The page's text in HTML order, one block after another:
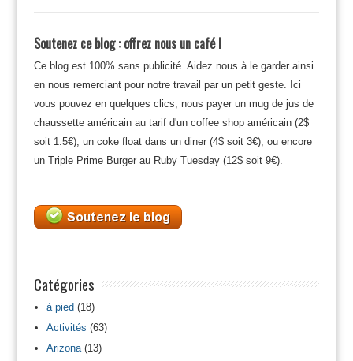
Soutenez ce blog : offrez nous un café !
Ce blog est 100% sans publicité. Aidez nous à le garder ainsi
en nous remerciant pour notre travail par un petit geste. Ici
vous pouvez en quelques clics, nous payer un mug de jus de
chaussette américain au tarif d'un coffee shop américain (2$
soit 1.5€), un coke float dans un diner (4$ soit 3€), ou encore
un Triple Prime Burger au Ruby Tuesday (12$ soit 9€).
Catégories
à pied(18)
Activités (63)
Arizona(13)